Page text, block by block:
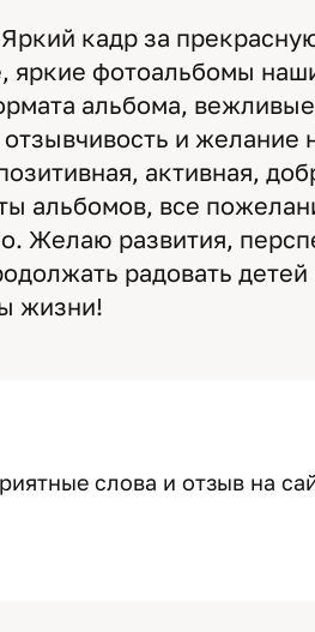
кадр за
яркие фотоальбомы
альбома,
и желание
активная,
альбомов, все
Желаю развития,
радовать детей
жизни!
слова и отзыв на